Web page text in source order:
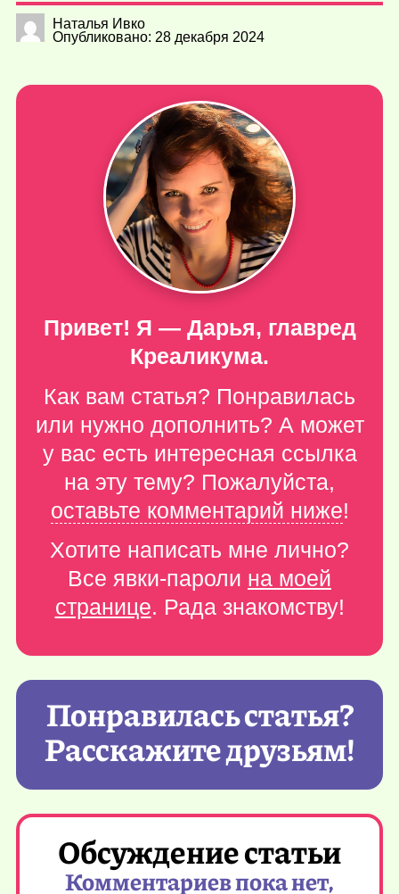
Наталья Ивко
Опубликовано: 28 декабря 2024
Привет! Я — Дарья, главред
Креаликума.
Как вам статья? Понравилась
или нужно дополнить? А может
у вас есть интересная ссылка
на эту тему? Пожалуйста,
оставьте комментарий ниже!
Хотите написать мне лично?
Все явки-пароли на моей
странице. Рада знакомству!
Понравилась статья?
Расскажите друзьям!
Обсуждение статьи
Комментариев пока нет,